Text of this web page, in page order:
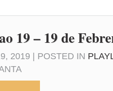
19 – 19 de
2019 | POSTED IN